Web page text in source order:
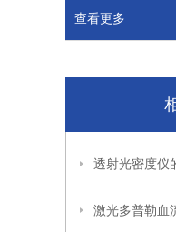
查看更多
透射光密度仪